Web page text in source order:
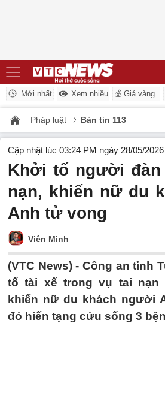
Mới nhất Xem nhiều 💰 Giá vàng
Pháp luật Bản tin 113
Cập nhật lúc 03:24 PM ngày 28/05/2026
Khởi tố người đàn
nạn, khiến nữ du
Anh tử vong
Viên Minh
(VTC News) - Công an tỉnh
tố tài xế trong vụ tai nạn
khiến nữ du khách người
đó hiến tạng cứu sống 3